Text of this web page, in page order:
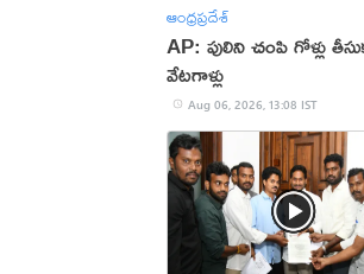
ఆంధ్రప్రదేశ్
AP: పులిని చంపి గోళ్లు
వేటగాళ్లు
Aug 06, 2026, 13:08 IST